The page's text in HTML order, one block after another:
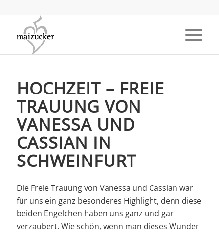
HOCHZEIT – FREIE
TRAUUNG VON
VANESSA UND
CASSIAN IN
SCHWEINFURT
Die Freie Trauung von Vanessa und Cassian war
für uns ein ganz besonderes Highlight, denn diese
beiden Engelchen haben uns ganz und gar
verzaubert. Wie schön, wenn man dieses Wunder